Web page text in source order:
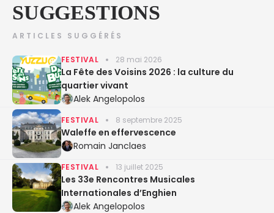
SUGGESTIONS
ARTICLES SUGGÉRÉS
FESTIVAL 28 mai 2026
La Fête des Voisins 2026 : la culture du
quartier vivant
Alek Angelopolos
FESTIVAL 8 septembre 2025
Waleffe en effervescence
Romain Janclaes
FESTIVAL 13 juillet 2025
Les 33e Rencontres Musicales
Internationales d’Enghien
Alek Angelopolos